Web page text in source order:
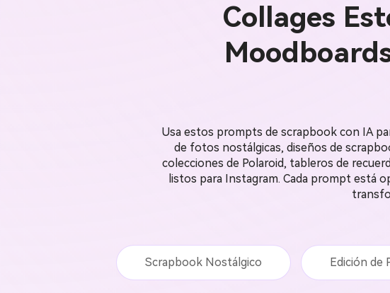
Collages
Usa estos prompts de scrapbook con IA
de fotos nostálgicas, diseños de
colecciones de Polaroid, tableros de
listos para Instagram. Cada prompt está
Scrapbook Nostálgico Edición de